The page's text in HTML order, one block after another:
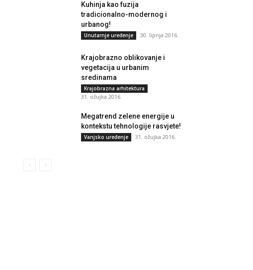
Kuhinja kao fuzija
tradicionalno-modernog i
urbanog!
Unutarnje uređenje 30. lipnja 2016.
Krajobrazno oblikovanje i
vegetacija u urbanim
sredinama
Krajobrazna arhitektura
31. ožujka 2016.
Megatrend zelene energije u
kontekstu tehnologije rasvjete!
Vanjsko uređenje 31. ožujka 2016.